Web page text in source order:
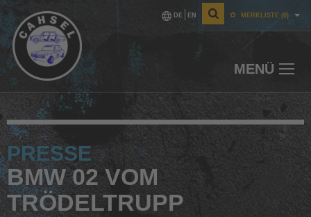
MENÜ
DE EN MERKLISTE (0)
PRESSE
BMW 02 VOM
TRÖDELTRUPP